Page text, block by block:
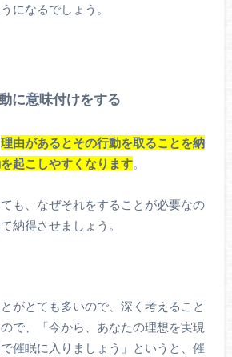
になるでしょう。
に意味付けをする
理由があるとその行動を取ることを納
起こしやすくなります。
も、なぜそれをすることが必要なの
納得させましょう。
がとても多いので、深く考えること
で、「今から、あなたの理想を実現
催眠に入りましょう」というと、催